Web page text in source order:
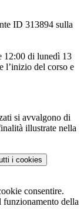
ID 313894 sulla
12:00 di lunedì 13
l’inizio del corso e
si avvalgono di
illustrate nella
i cookies
consentire.
funzionamento della